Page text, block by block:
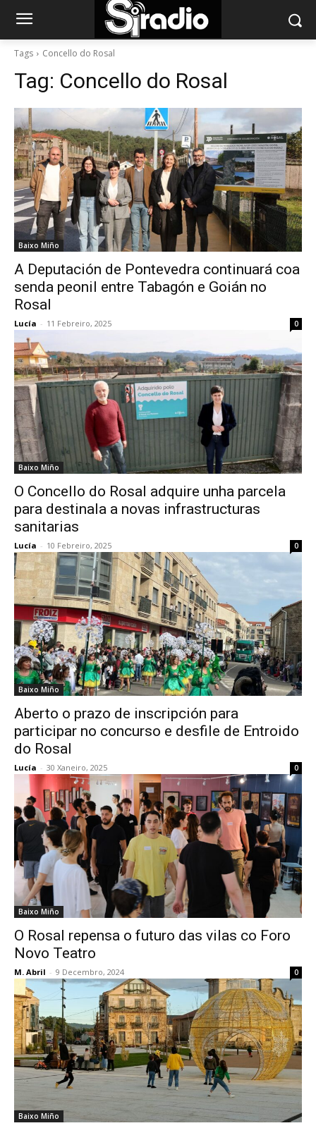
Tags Concello do Rosal
Tag: Concello do Rosal
Baixo Miño
A Deputación de Pontevedra continuará coa
senda peonil entre Tabagón e Goián no
Rosal
Lucía - 11 Febreiro, 2025 0
Baixo Miño
O Concello do Rosal adquire unha parcela
para destinala a novas infrastructuras
sanitarias
Lucía - 10 Febreiro, 2025 0
Baixo Miño
Aberto o prazo de inscripción para
participar no concurso e desfile de Entroido
do Rosal
Lucía - 30 Xaneiro, 2025 0
Baixo Miño
O Rosal repensa o futuro das vilas co Foro
Novo Teatro
M. Abril - 9 Decembro, 2024 0
Baixo Miño